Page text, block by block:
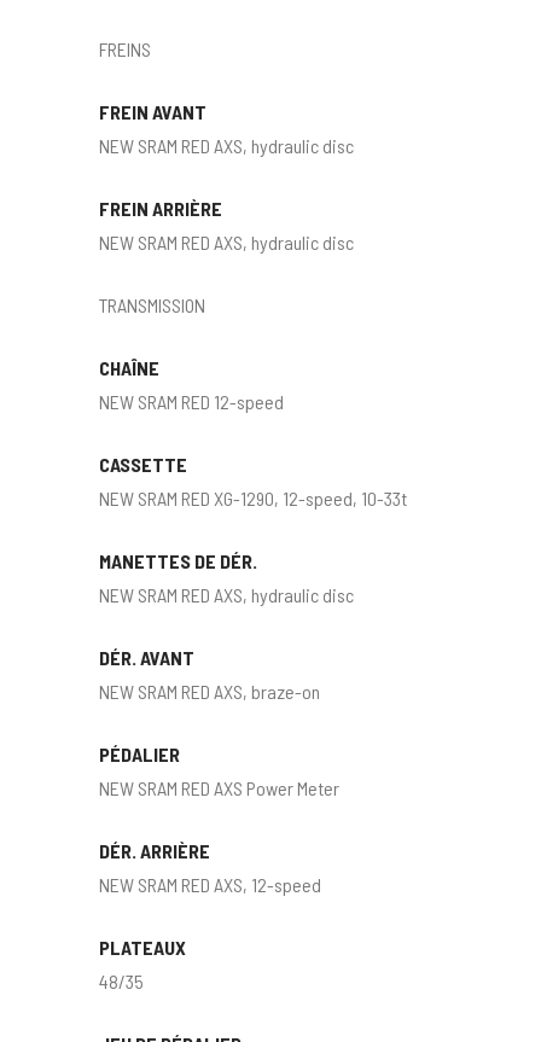
FREINS
FREIN AVANT
NEW SRAM RED AXS, hydraulic disc
FREIN ARRIÈRE
NEW SRAM RED AXS, hydraulic disc
TRANSMISSION
CHAÎNE
NEW SRAM RED 12-speed
CASSETTE
NEW SRAM RED XG-1290, 12-speed, 10-33t
MANETTES DE DÉR.
NEW SRAM RED AXS, hydraulic disc
DÉR. AVANT
NEW SRAM RED AXS, braze-on
PÉDALIER
NEW SRAM RED AXS Power Meter
DÉR. ARRIÈRE
NEW SRAM RED AXS, 12-speed
PLATEAUX
48/35